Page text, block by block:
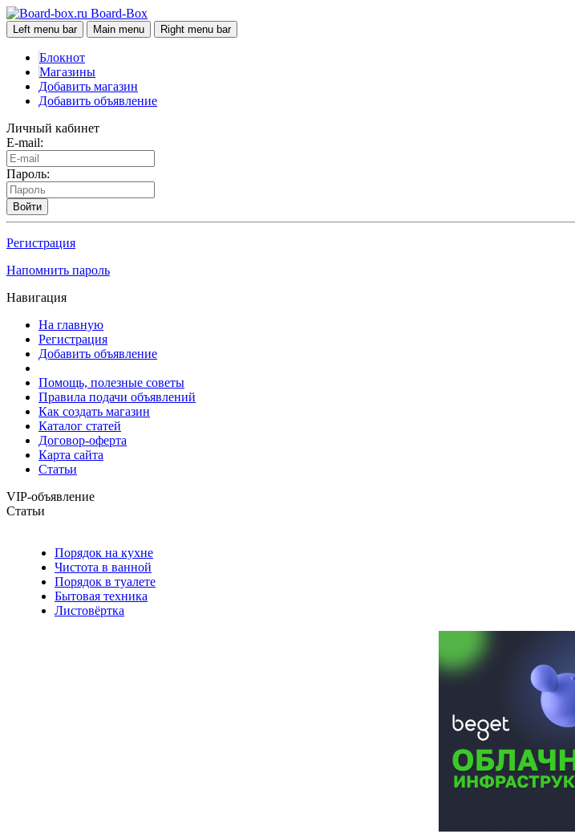
Board-Box
Left menu bar Main menu Right menu bar
Блокнот
Магазины
Добавить магазин
Добавить объявление
Личный кабинет
E-mail:
Пароль:
Войти
Регистрация
Напомнить пароль
Навигация
На главную
Регистрация
Добавить объявление
Помощь, полезные советы
Правила подачи объявлений
Как создать магазин
Каталог статей
Договор-оферта
Карта сайта
Статьи
VIP-объявление
Статьи
Порядок на кухне
Чистота в ванной
Порядок в туалете
Бытовая техника
Листовёртка